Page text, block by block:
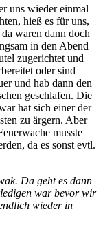
uns wieder einmal
hieß es für uns,
waren dann doch
in den Abend
zugerichtet und
oder sind
und hab dann den
geschlafen. Die
hat sich einer der
zu ärgern. Aber
musste
da es sonst evtl.
Da geht es dann
war bevor wir
wieder in